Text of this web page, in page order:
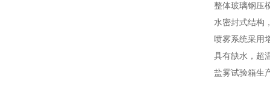
整体玻璃钢压
水密封式结构
喷雾系统采用
具有缺水，超
盐雾试验箱生